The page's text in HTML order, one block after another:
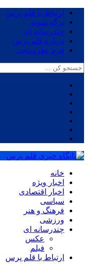
ارتباط با قلم پرس
برگه نمونه
چندرسانه ای
درباره قلم پرس
فرم نظرسنجی
خانه
اخبار ویژه
اخبار اقتصادی
سیاسی
فرهنگ و هنر
ورزشی
چندرسانه ای
عکس
فیلم
ارتباط با قلم پرس